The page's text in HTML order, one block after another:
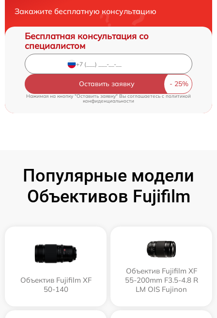
Закажите бесплатную консультацию
Бесплатная консультация со
специалистом
Оставить заявку
Нажимая на кнопку "Оставить заявку" Вы соглашаетесь c политикой
конфиденциальности
Популярные модели
Объективов Fujifilm
Объектив Fujifilm XF
50-140
Объектив Fujifilm XF
55-200mm F3.5-4.8 R
LM OIS Fujinon